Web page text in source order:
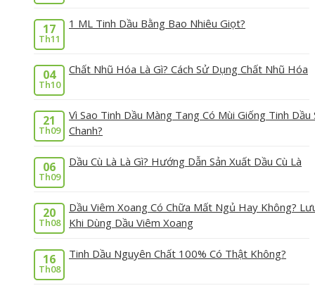
17
Th11
1 ML Tinh Dầu Bằng Bao Nhiêu Giọt?
04
Th10
Chất Nhũ Hóa Là Gì? Cách Sử Dụng Chất Nhũ Hóa
21
Th09
Vì Sao Tinh Dầu Màng Tang Có Mùi Giống Tinh Dầu
Chanh?
06
Th09
Dầu Cù Là Là Gì? Hướng Dẫn Sản Xuất Dầu Cù Là
20
Th08
Dầu Viêm Xoang Có Chữa Mất Ngủ Hay Không?
Khi Dùng Dầu Viêm Xoang
16
Th08
Tinh Dầu Nguyên Chất 100% Có Thật Không?